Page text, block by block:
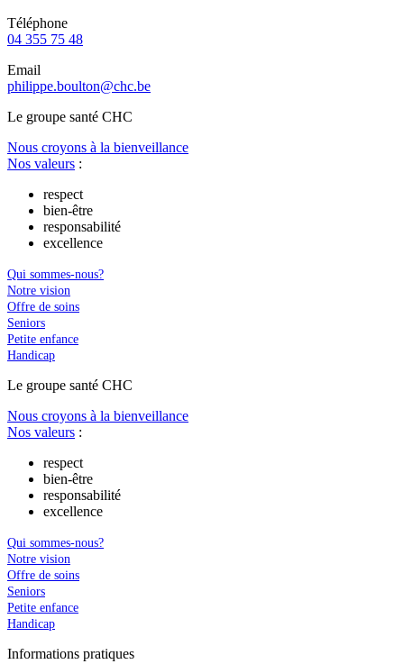
Téléphone
04 355 75 48
Email
philippe.boulton@chc.be
Le groupe santé CHC
Nous croyons à la bienveillance
Nos valeurs :
respect
bien-être
responsabilité
excellence
Qui sommes-nous?
Notre vision
Offre de soins
Seniors
Petite enfance
Handicap
Le groupe santé CHC
Nous croyons à la bienveillance
Nos valeurs :
respect
bien-être
responsabilité
excellence
Qui sommes-nous?
Notre vision
Offre de soins
Seniors
Petite enfance
Handicap
Informations pratiques